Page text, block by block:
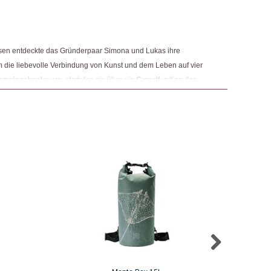
Kriterium entsprechen:
entdeckte das Gründerpaar Simona und Lukas ihre
die liebevolle Verbindung von Kunst und dem Leben auf vier
starteten sie über ein Crowdfunding das
Dabei geht es darum, die erlebten Erinnerungen und